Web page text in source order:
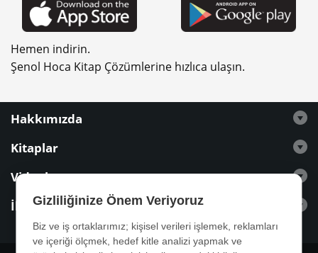
Hemen indirin.
Şenol Hoca Kitap Çözümlerine hızlıca ulaşın.
Hakkımızda
Kitaplar
Videolar
İletişimGizliliğinize Önem Veriyoruz
Biz ve iş ortaklarımız; kişisel verileri işlemek, reklamları
ve içeriği ölçmek, hedef kitle analizi yapmak ve